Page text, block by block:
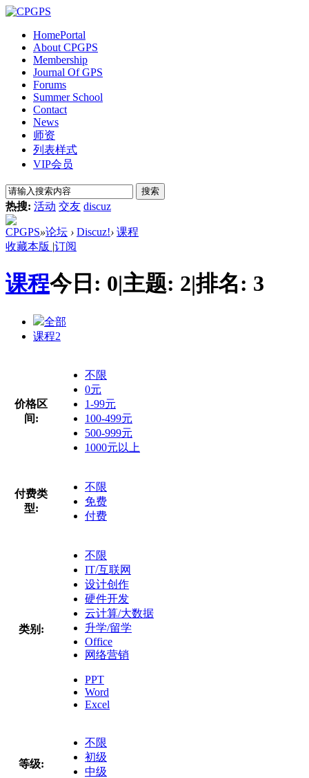
HomePortal
About CPGPS
Membership
Journal Of GPS
Forums
Summer School
Contact
News
师资
列表样式
VIP会员
搜索
热搜: 活动 交友 discuz
CPGPS»论坛 › Discuz!› 课程
收藏本版 |订阅
课程今日: 0|主题: 2|排名: 3
全部
课程2
价格区
间:
不限
0元
1-99元
100-499元
500-999元
1000元以上
付费类
型:
不限
免费
付费
类别:
不限
IT/互联网
设计创作
硬件开发
云计算/大数据
升学/留学
Office
网络营销
PPT
Word
Excel
等级:
不限
初级
中级